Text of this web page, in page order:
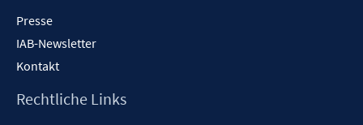
Presse
IAB-Newsletter
Kontakt
Rechtliche Links